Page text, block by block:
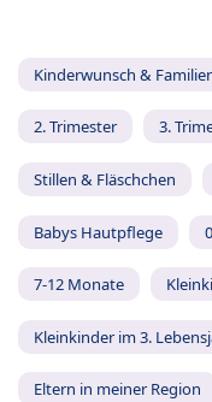
Kinderwunsch &
2. Trimester 3.
Stillen & Fläschchen
Babys Hautpflege
7-12 Monate
Kleinkinder im 3.
Eltern in meiner Region